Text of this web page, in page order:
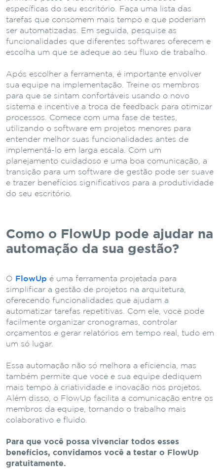
específicas do seu escritório. Faça uma lista das
tarefas que consomem mais tempo e que poderiam
ser automatizadas. Em seguida, pesquise as
funcionalidades que diferentes softwares oferecem e
escolha um que se adeque ao seu fluxo de trabalho.
Após escolher a ferramenta, é importante envolver
sua equipe na implementação. Treine os membros
para que se sintam confortáveis usando o novo
sistema e incentive a troca de feedback para otimizar
processos. Comece com uma fase de testes,
utilizando o software em projetos menores para
entender melhor suas funcionalidades antes de
implementá-lo em larga escala. Com um
planejamento cuidadoso e uma boa comunicação, a
transição para um software de gestão pode ser suave
e trazer benefícios significativos para a produtividade
do seu escritório.
Como o FlowUp pode ajudar na
automação da sua gestão?
O FlowUp é uma ferramenta projetada para
simplificar a gestão de projetos na arquitetura,
oferecendo funcionalidades que ajudam a
automatizar tarefas repetitivas. Com ele, você pode
facilmente organizar cronogramas, controlar
orçamentos e gerar relatórios em tempo real, tudo em
um só lugar.
Essa automação não só melhora a eficiência, mas
também permite que você e sua equipe dediquem
mais tempo à criatividade e inovação nos projetos.
Além disso, o FlowUp facilita a comunicação entre os
membros da equipe, tornando o trabalho mais
colaborativo e fluido.
Para que você possa vivenciar todos esses
benefícios, convidamos você a testar o FlowUp
gratuitamente.